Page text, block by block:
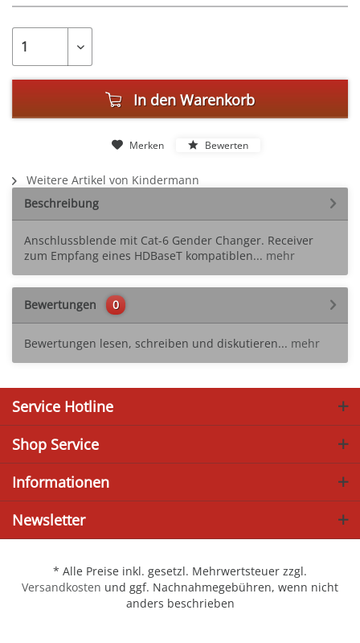
In den Warenkorb
Merken Bewerten
Weitere Artikel von Kindermann
Beschreibung
Anschlussblende mit Cat-6 Gender Changer. Receiver
zum Empfang eines HDBaseT kompatiblen... mehr
Bewertungen 0
Bewertungen lesen, schreiben und diskutieren... mehr
Service Hotline
Shop Service
Informationen
Newsletter
* Alle Preise inkl. gesetzl. Mehrwertsteuer zzgl.
Versandkosten und ggf. Nachnahmegebühren, wenn nicht
anders beschrieben